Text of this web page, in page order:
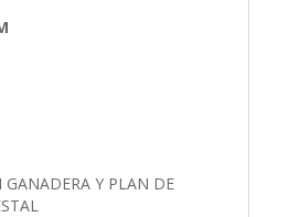
GANADERA Y PLAN DE